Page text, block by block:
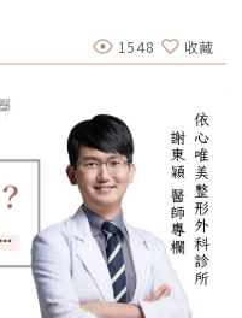
哪裡都可以？02:36 迷思二、
、臉部鬆弛只能做拉皮嗎？
reurl.cc/x3EQZN歡迎訂閱
膚美診所FB👉
jfmskin.com/關注李杰
診所地址：104台北市中山區
1548 收藏